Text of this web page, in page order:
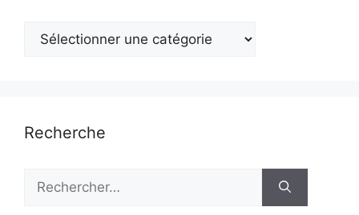
Catégories
Recherche
Rechercher :